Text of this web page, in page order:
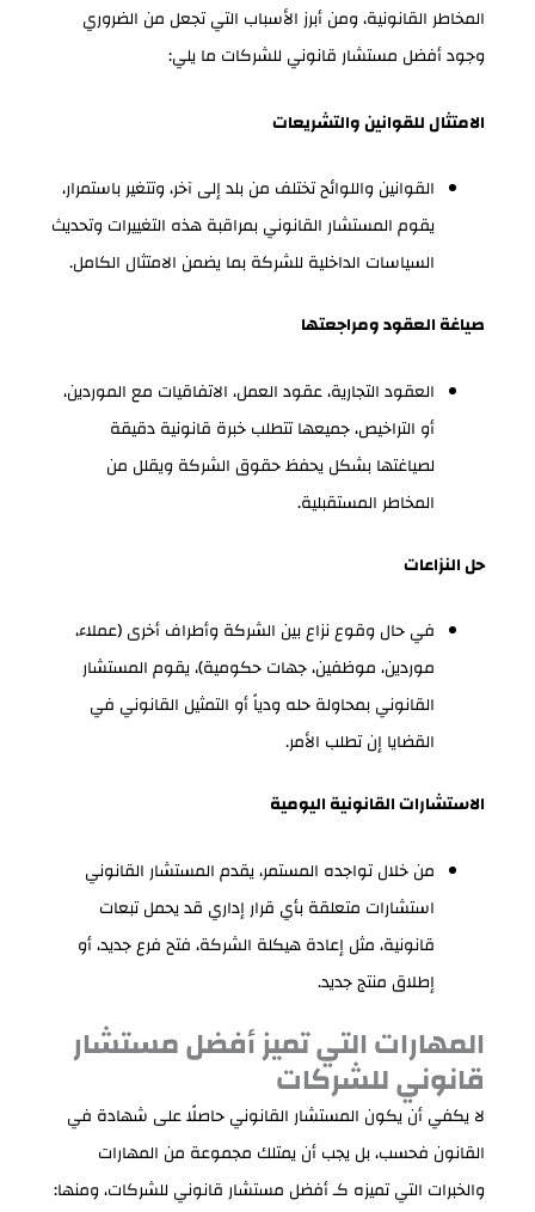
المخاطر القانونية، ومن أبرز الأسباب التي تجعل من الضروري
وجود أفضل مستشار قانوني للشركات ما يلي:
الامتثال للقوانين والتشريعات
القوانين واللوائح تختلف من بلد إلى آخر، وتتغير باستمرار،
يقوم المستشار القانوني بمراقبة هذه التغييرات وتحديث
السياسات الداخلية للشركة بما يضمن الامتثال الكامل.
صياغة العقود ومراجعتها
العقود التجارية، عقود العمل، الاتفاقيات مع الموردين،
أو التراخيص، جميعها تتطلب خبرة قانونية دقيقة
لصياغتها بشكل يحفظ حقوق الشركة ويقلل من
المخاطر المستقبلية.
حل النزاعات
في حال وقوع نزاع بين الشركة وأطراف أخرى (عملاء،
موردين، موظفين، جهات حكومية)، يقوم المستشار
القانوني بمحاولة حله ودياً أو التمثيل القانوني في
القضايا إن تطلب الأمر.
الاستشارات القانونية اليومية
من خلال تواجده المستمر، يقدم المستشار القانوني
استشارات متعلقة بأي قرار إداري قد يحمل تبعات
قانونية، مثل إعادة هيكلة الشركة، فتح فرع جديد، أو
إطلاق منتج جديد.
المهارات التي تميز أفضل مستشار
قانوني للشركات
لا يكفي أن يكون المستشار القانوني حاصلًا على شهادة في
القانون فحسب، بل يجب أن يمتلك مجموعة من المهارات
والخبرات التي تميزه كـ أفضل مستشار قانوني للشركات، ومنها: